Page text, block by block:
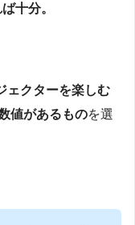
十分。
ェクターを楽しむ
値があるものを選